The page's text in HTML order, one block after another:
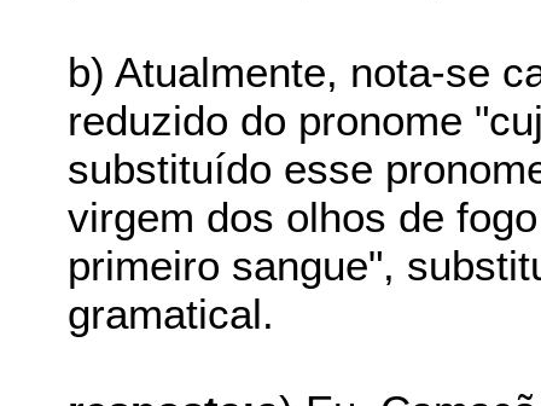
b) Atualmente, nota-se
reduzido do pronome
substituído esse
virgem dos olhos de
primeiro sangue",
gramatical.